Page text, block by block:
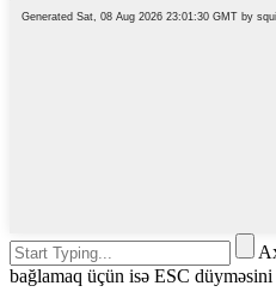
bağlamaq üçün isə ESC düyməsini